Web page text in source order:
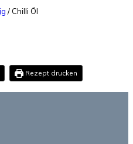
/ Chilli Öl
Rezept drucken